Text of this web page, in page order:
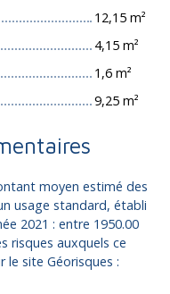
12,15 m²
4,15 m²
1,6 m²
9,25 m²
moyen estimé des
usage standard, établi
2021 : entre 1950.00
risques auxquels ce
le site Géorisques :